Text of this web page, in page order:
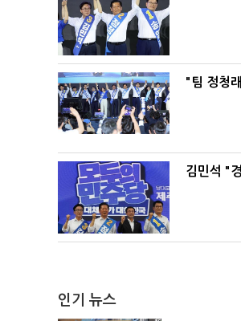
"팀 정청
김민석 "
인기 뉴스